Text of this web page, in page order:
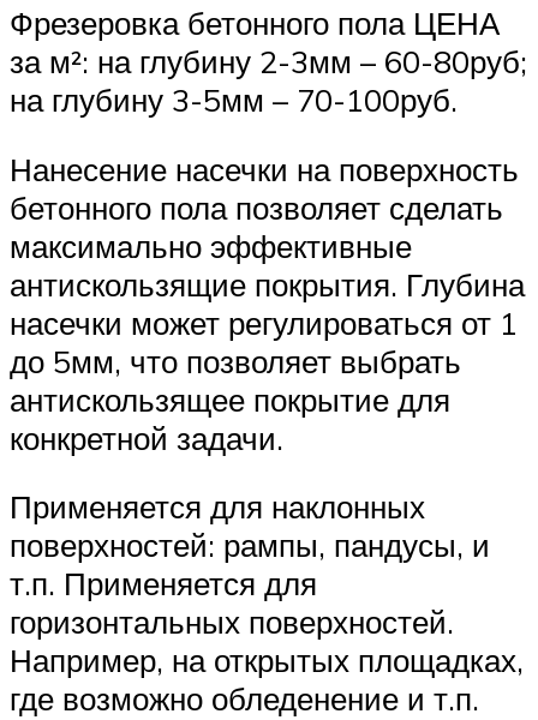
Фрезеровка бетонного пола ЦЕНА
за м²: на глубину 2-3мм – 60-80руб;
на глубину 3-5мм – 70-100руб.
Нанесение насечки на поверхность
бетонного пола позволяет сделать
максимально эффективные
антискользящие покрытия. Глубина
насечки может регулироваться от 1
до 5мм, что позволяет выбрать
антискользящее покрытие для
конкретной задачи.
Применяется для наклонных
поверхностей: рампы, пандусы, и
т.п. Применяется для
горизонтальных поверхностей.
Например, на открытых площадках,
где возможно обледенение и т.п.